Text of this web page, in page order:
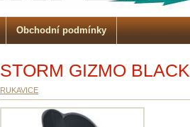
Obchodní podmínky
STORM GIZMO BLACK
RUKAVICE